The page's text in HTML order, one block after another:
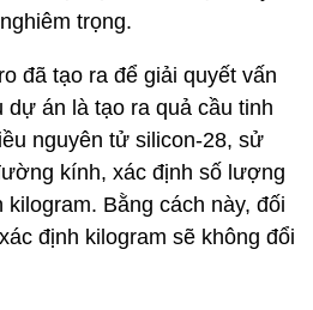
trọng.
đã tạo ra để giải quyết vấn
án là tạo ra quả cầu tinh
nguyên tử silicon-28, sử
kính, xác định số lượng
kilogram. Bằng cách này, đối
định kilogram sẽ không đổi